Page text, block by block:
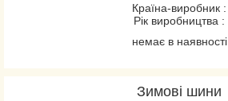
Країна-виробник :
Рік виробництва :
немає в наявності
Зимові шини